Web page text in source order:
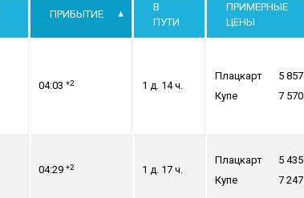
ПРИБЫТИЕ
В
ПУТИ
ПРИМЕРНЫЕ
ЦЕНЫ
04:03 +2 1 д. 14 ч.
Плацкарт
5 857
Купе
7 570
04:29 +2 1 д. 17 ч.
Плацкарт
5 435
Купе
7 247